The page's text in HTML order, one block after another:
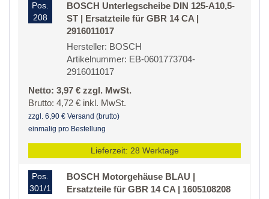
Pos.
208
BOSCH Unterlegscheibe DIN 125-A10,5-
ST | Ersatzteile für GBR 14 CA |
2916011017
Hersteller: BOSCH
Artikelnummer: EB-0601773704-
2916011017
Netto: 3,97 € zzgl. MwSt.
Brutto: 4,72 € inkl. MwSt.
zzgl. 6,90 € Versand (brutto)
einmalig pro Bestellung
Lieferzeit: 28 Werktage
Pos.
301/1
BOSCH Motorgehäuse BLAU |
Ersatzteile für GBR 14 CA | 1605108208